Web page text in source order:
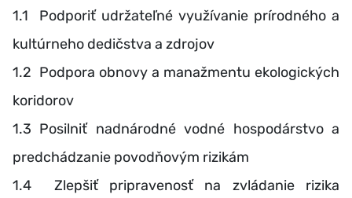
1.1 Podporiť udržateľné využívanie prírodného a
kultúrneho dedičstva a zdrojov
1.2 Podpora obnovy a manažmentu ekologických
koridorov
1.3 Posilniť nadnárodné vodné hospodárstvo a
predchádzanie povodňovým rizikám
1.4 Zlepšiť pripravenosť na zvládanie rizika